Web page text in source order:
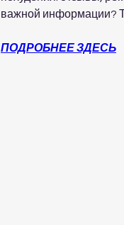
важной информации?
ПОДРОБНЕЕ ЗДЕСЬ